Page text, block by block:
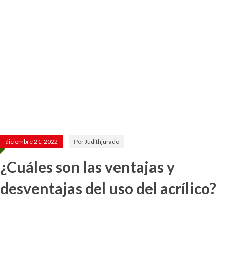
diciembre 21, 2022 Por Judithjurado
¿Cuáles son las ventajas y
desventajas del uso del acrílico?